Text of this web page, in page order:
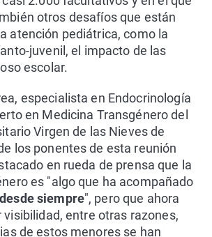
otros desafíos que están
atención pediátrica, como la
juvenil, el impacto de las
escolar.
especialista en Endocrinología
en Medicina Transgénero del
Virgen de las Nieves de
los ponentes de esta reunión
en rueda de prensa que la
es "algo que ha acompañado
desde siempre", pero que ahora
entre otras razones,
de estos menores se han